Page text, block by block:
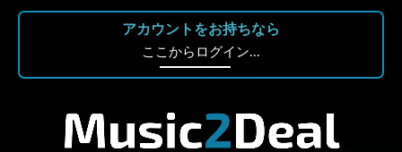
アカウントをお持ちなら
ここからログイン...